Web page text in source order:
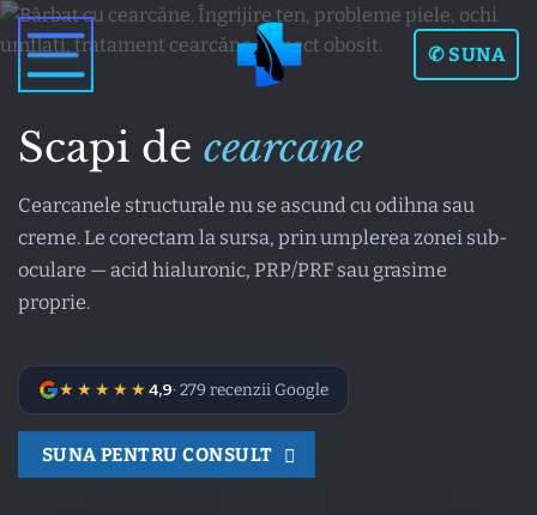
Skip
to
content
✆ SUNA
Scapi de cearcane
Cearcanele structurale nu se ascund cu odihna sau
creme. Le corectam la sursa, prin umplerea zonei sub-
oculare — acid hialuronic, PRP/PRF sau grasime
proprie.
★★★★★4,9· 279 recenzii Google
SUNA PENTRU CONSULT